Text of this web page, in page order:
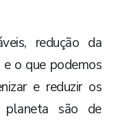
redução da
o que podemos
e reduzir os
planeta são de